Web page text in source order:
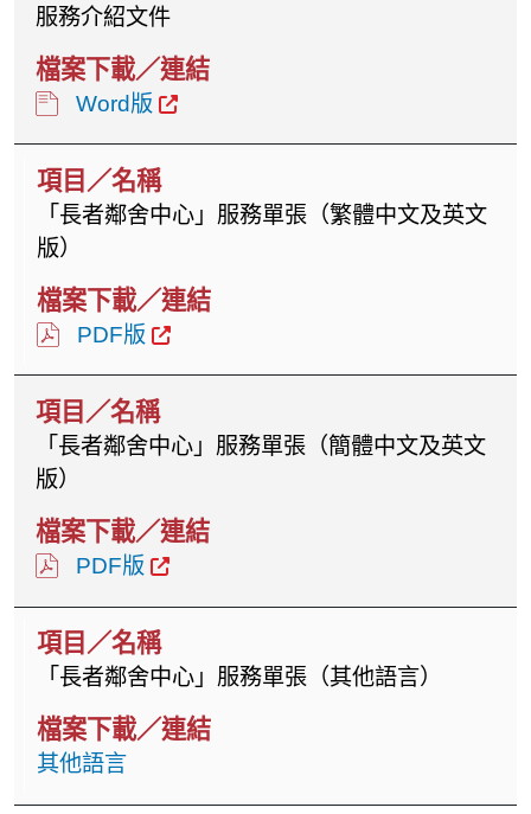
服務介紹文件
Word版
「長者鄰舍中心」服務單張（繁體中文及英文
版）
PDF版
「長者鄰舍中心」服務單張（簡體中文及英文
版）
PDF版
「長者鄰舍中心」服務單張（其他語言）
其他語言